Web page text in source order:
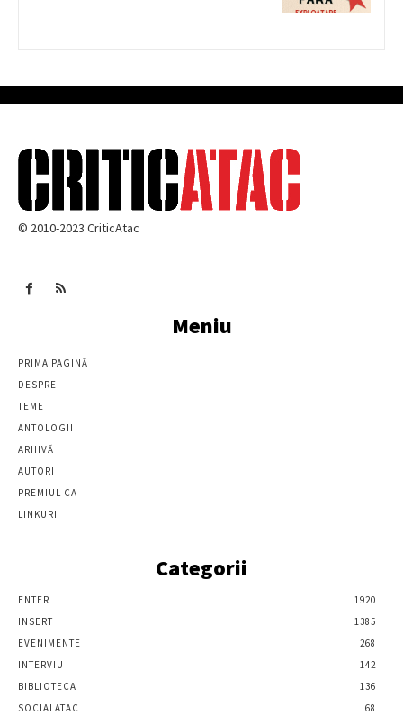
© 2010-2023 CriticAtac
Meniu
PRIMA PAGINĂ
DESPRE
TEME
ANTOLOGII
ARHIVĂ
AUTORI
PREMIUL CA
LINKURI
Categorii
ENTER
1920
INSERT
1385
EVENIMENTE
268
INTERVIU
142
BIBLIOTECA
136
SOCIALATAC
68